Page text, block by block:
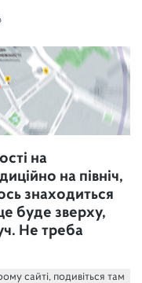
на
на північ,
знаходиться
буде зверху,
Не треба
сайті, подивіться там